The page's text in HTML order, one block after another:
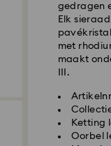
gedragen
Elk
met
maakt
III.
Ketting
Oorbel
Standaard
Standaard
Gratis
worden
verzonden.
Levertijd
zorg
ervoor te